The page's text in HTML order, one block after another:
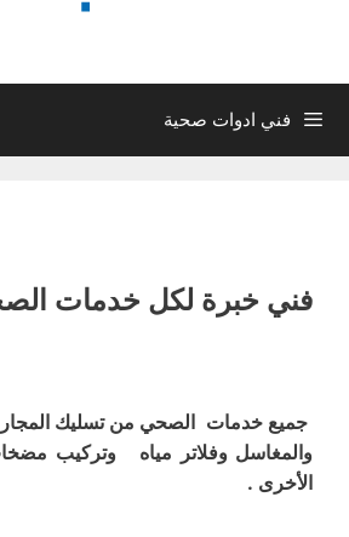
فني ادوات صحية
فني خبرة لكل خدمات
جميع خدمات الصحي من تسليك
والمغاسل وفلاتر مياه وتركيب
الأخرى .